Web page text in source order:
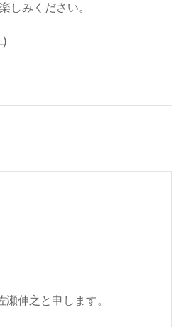
しみください。
)
伸之と申します。